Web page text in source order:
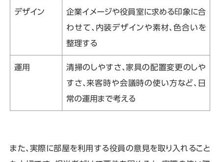
デザイン
企業イメージや役員室に求める印象に合
わせて、内装デザインや素材、色合いを
整理する
運用
清掃のしやすさ、家具の配置変更のしや
すさ、来客時や会議時の使い方など、日
常の運用まで考える
また、実際に部屋を利用する役員の意見を取り入れること